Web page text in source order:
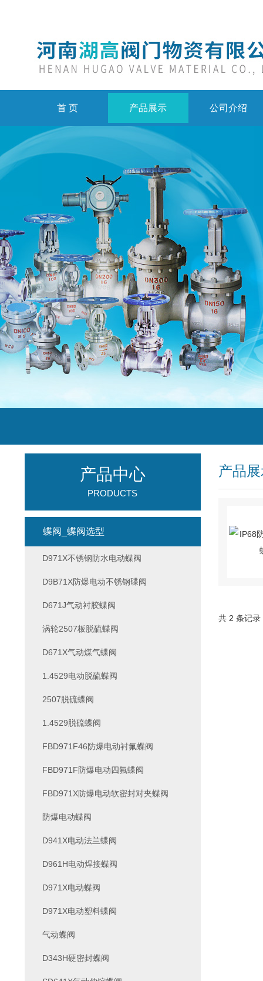
首 页 产品展示 公司介绍
产品
共 2 条记
产品中心
PRODUCTS
蝶阀_蝶阀选型
D971X不锈钢防水电动蝶阀
D9B71X防爆电动不锈钢碟阀
D671J气动衬胶蝶阀
涡轮2507板脱硫蝶阀
D671X气动煤气蝶阀
1.4529电动脱硫蝶阀
2507脱硫蝶阀
1.4529脱硫蝶阀
FBD971F46防爆电动衬氟蝶阀
FBD971F防爆电动四氟蝶阀
FBD971X防爆电动软密封对夹蝶阀
防爆电动蝶阀
D941X电动法兰蝶阀
D961H电动焊接蝶阀
D971X电动蝶阀
D971X电动塑料蝶阀
气动蝶阀
D343H硬密封蝶阀